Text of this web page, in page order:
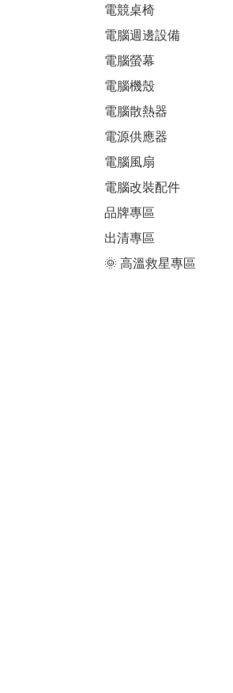
電競桌椅
電腦週邊設備
電腦螢幕
電腦機殼
電腦散熱器
電源供應器
電腦風扇
電腦改裝配件
品牌專區
出清專區
🌞 高溫救星專區